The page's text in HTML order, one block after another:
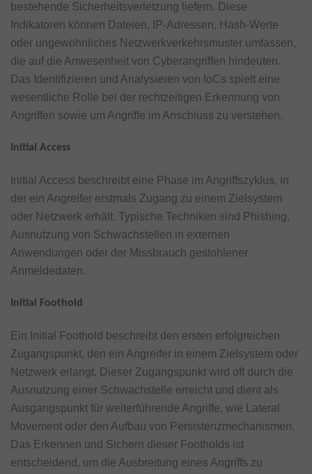
bestehende Sicherheitsverletzung liefern. Diese
Indikatoren können Dateien, IP-Adressen, Hash-Werte
oder ungewöhnliches Netzwerkverkehrsmuster umfassen,
die auf die Anwesenheit von Cyberangriffen hindeuten.
Das Identifizieren und Analysieren von IoCs spielt eine
wesentliche Rolle bei der rechtzeitigen Erkennung von
Angriffen sowie um Angriffe im Anschluss zu verstehen.
Initial Access
Initial Access beschreibt eine Phase im Angriffszyklus, in
der ein Angreifer erstmals Zugang zu einem Zielsystem
oder Netzwerk erhält. Typische Techniken sind Phishing,
Ausnutzung von Schwachstellen in externen
Anwendungen oder der Missbrauch gestohlener
Anmeldedaten.
Initial Foothold
Ein Initial Foothold beschreibt den ersten erfolgreichen
Zugangspunkt, den ein Angreifer in einem Zielsystem oder
Netzwerk erlangt. Dieser Zugangspunkt wird oft durch die
Ausnutzung einer Schwachstelle erreicht und dient als
Ausgangspunkt für weiterführende Angriffe, wie Lateral
Movement oder den Aufbau von Persistenzmechanismen.
Das Erkennen und Sichern dieser Footholds ist
entscheidend, um die Ausbreitung eines Angriffs zu